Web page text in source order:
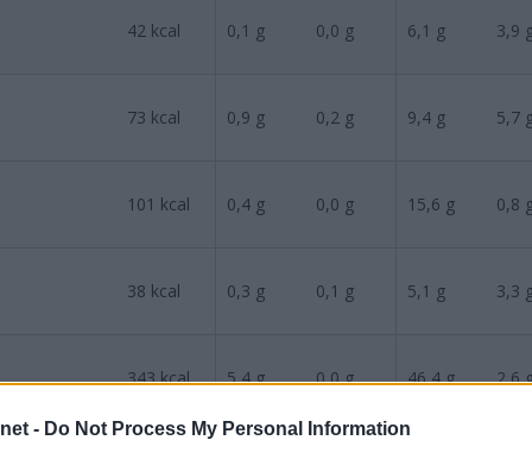
- Do Not Process My Personal Information
42 kcal 0,1 g 0,0 g 6,1 g 3,9
73 kcal 0,9 g 0,2 g 9,4 g 5,7
101 kcal 0,4 g 0,0 g 15,6 g 0,8
38 kcal 0,3 g 0,1 g 5,1 g 3,3
343kcal 5,4g 0,0g 46,4g 2,6